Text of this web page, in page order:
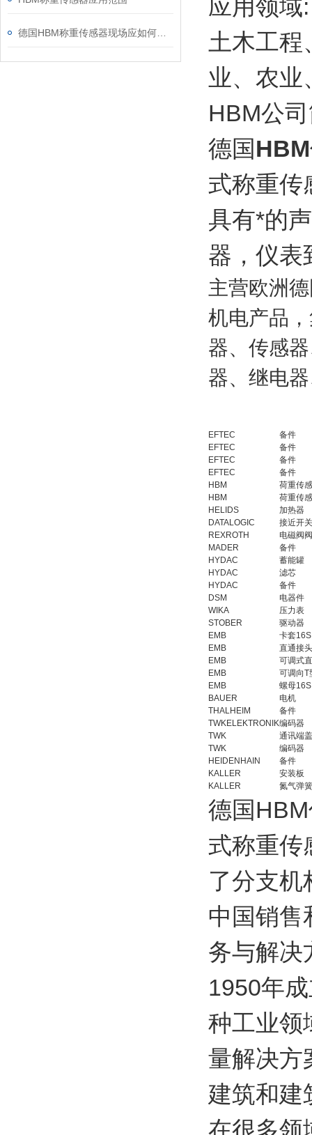
应用领域:
土木工程
业、农业
HBM公
德国HBM
式称重
具有*的
器，仪表
主营欧洲
机电产品
器、传感
器、继电
EFTEC
备件
EFTEC
备件
EFTEC
备件
EFTEC
备件
HBM
荷重传
HBM
荷重传
HELIDS
加热器
DATALOGIC
接近开关
REXROTH
电磁阀
MADER
备件
HYDAC
蓄能罐
HYDAC
滤芯
HYDAC
备件
DSM
电器件
WIKA
压力表
STOBER
驱动器
EMB
卡套16S
EMB
直通接
EMB
可调式
EMB
可调向T
EMB
螺母16S
BAUER
电机
THALHEIM
备件
TWKELEKTRONIK编码器
TWK
通讯端盖
TWK
编码器
HEIDENHAIN
备件
KALLER
安装板
KALLER
氮气弹簧
德国
式称重传
了分支机
中国销售
务与解决
1950年
种工业领
量解决方
建筑和建
在很多领